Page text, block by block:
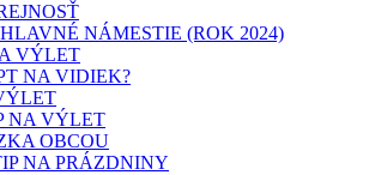
NÁMESTIE (ROK 2024)
VÝLET
NA VIDIEK?
NA VÝLET
OBCOU
NA PRÁZDNINY